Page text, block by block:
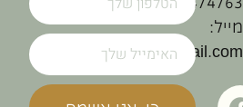
מייל:
smitshachar@gmail.com